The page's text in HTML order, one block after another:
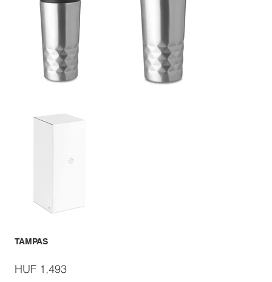
TAMPAS
Price
HUF 1,493